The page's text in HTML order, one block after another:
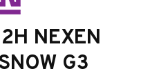
NEXEN
G3